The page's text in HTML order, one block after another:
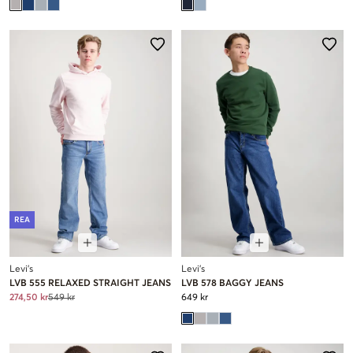
REA
Levi's
LVB 555 RELAXED STRAIGHT JEANS
274,50 kr549 kr
Levi's
LVB 578 BAGGY JEANS
649 kr